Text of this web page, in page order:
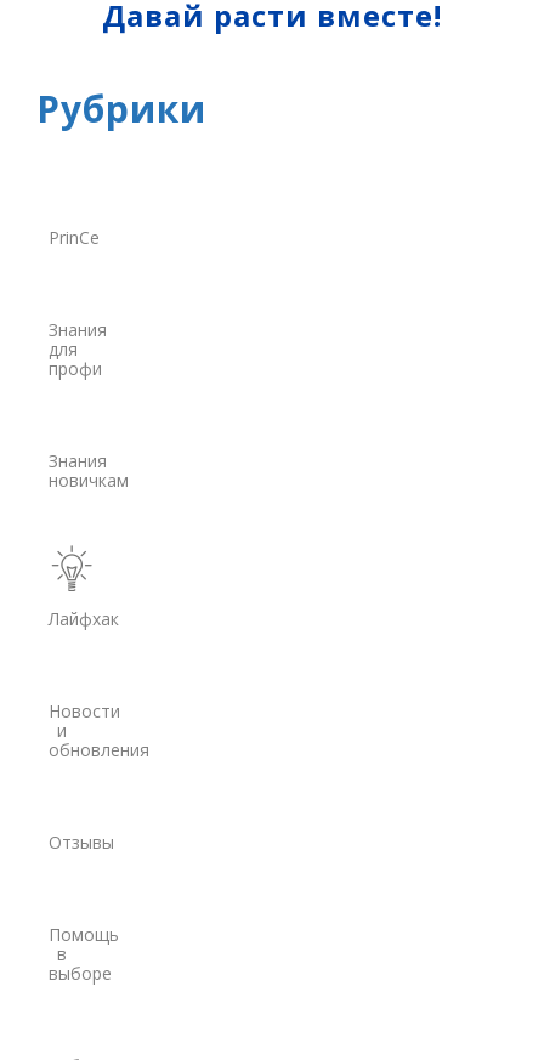
Лазерное сканирование
Мобильное лазерное сканирование
Воздушное лазерное сканирование
Программы
Контроллеры
PrinCe
Trimble
Модемы
PrinCe
Pacific Crest
EFIX
Сталкер
Техно-АС
Давай расти вместе!
Рубрики
PrinCe
Знания
для
профи
Знания
новичкам
Лайфхак
Новости
и
обновления
Отзывы
Помощь
в
выборе